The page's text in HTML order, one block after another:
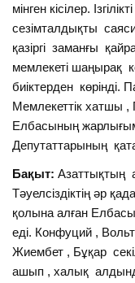
мінген кісілер.
сезімталдықты
қазіргі заманғы
мемлекеті шаңырақ
биіктерден көрінді.
Мемлекеттік хатшы ,
Елбасының
Депутаттарының
Бақыт: Азаттықтың
Тәуелсіздіктің әр
қолына алған
еді. Конфуций ,
Жиембет , Бұқар
ашып , халық